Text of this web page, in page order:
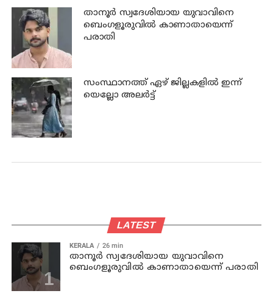
താനൂര്‍ സ്വദേശിയായ യുവാവിനെ
ബെംഗളൂരുവില്‍ കാണാതായെന്ന്
പരാതി
സംസ്ഥാനത്ത് ഏഴ് ജില്ലകളില്‍ ഇന്ന്
യെല്ലോ അലര്‍ട്ട്
LATEST
KERALA 26 min
താനൂര്‍ സ്വദേശിയായ യുവാവിനെ
ബെംഗളൂരുവില്‍ കാണാതായെന്ന് പരാതി